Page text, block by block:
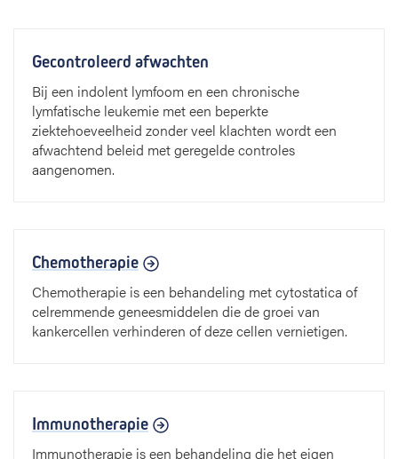
Gecontroleerd afwachten
Bij een indolent lymfoom en een chronische
lymfatische leukemie met een beperkte
ziektehoeveelheid zonder veel klachten wordt een
afwachtend beleid met geregelde controles
aangenomen.
Chemotherapie
Chemotherapie is een behandeling met cytostatica of
celremmende geneesmiddelen die de groei van
kankercellen verhinderen of deze cellen vernietigen.
Immunotherapie
Immunotherapie is een behandeling die het eigen